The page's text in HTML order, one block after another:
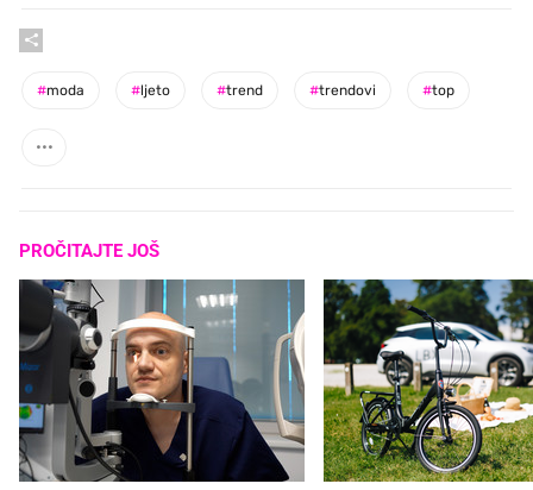
#moda #ljeto #trend #trendovi #top
PROČITAJTE JOŠ